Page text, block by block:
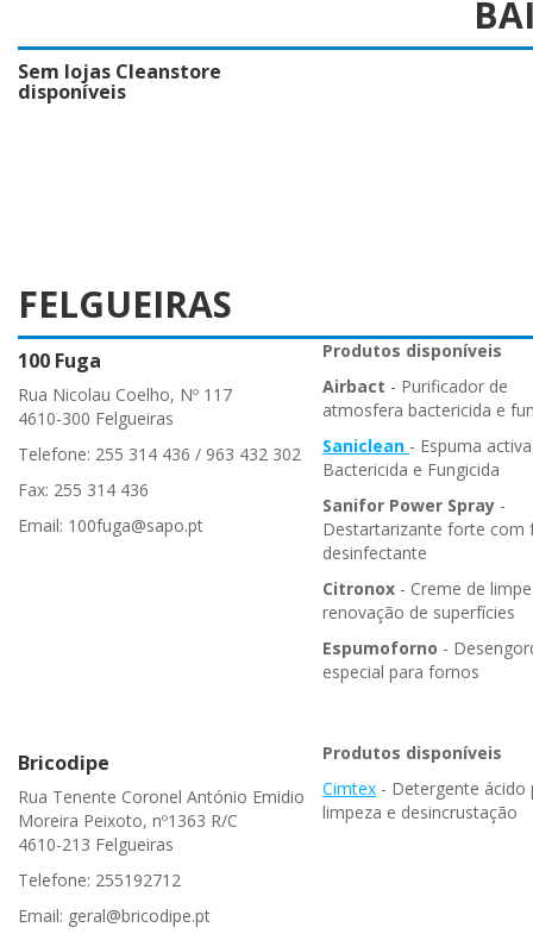
Sem lojas Cleanstore
disponíveis
FELGUEIRAS
100 Fuga
Rua Nicolau Coelho, Nº 117
4610-300 Felgueiras
Telefone: 255 314 436 / 963 432 302
Fax: 255 314 436
Email: 100fuga@sapo.pt
Produtos disponíveis
Airbact - Purificador de
atmosfera bactericida e
Saniclean - Espuma activa
Bactericida e Fungicida
Sanifor Power Spray -
Destartarizante forte com
desinfectante
Citronox - Creme de
renovação de superfícies
Espumoforno -
especial para fornos
Bricodipe
Rua Tenente Coronel António Emidio
Moreira Peixoto, nº1363 R/C
4610-213 Felgueiras
Telefone: 255192712
Email: geral@bricodipe.pt
Produtos disponíveis
Cimtex - Detergente ácido
limpeza e desincrustação